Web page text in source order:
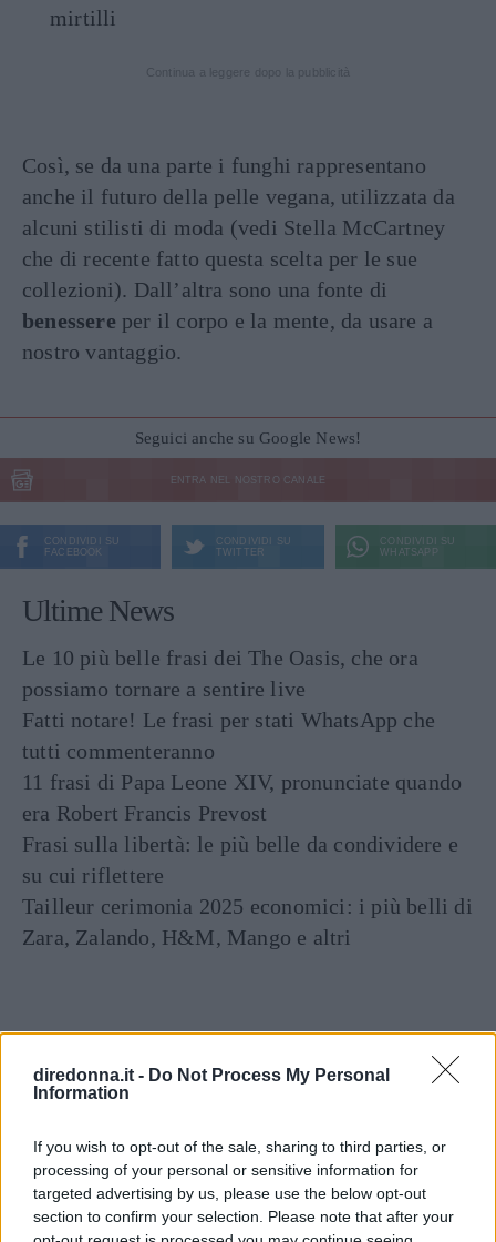
diredonna.it - Do Not Process My Personal
Information
If you wish to opt-out of the sale, sharing to third parties, or
processing of your personal or sensitive information for
targeted advertising by us, please use the below opt-out
section to confirm your selection. Please note that after your
mirtilli
Così, se da una parte i funghi rappresentano
anche il futuro della pelle vegana, utilizzata da
alcuni stilisti di moda (vedi Stella McCartney
che di recente fatto questa scelta per le sue
collezioni). Dall’altra sono una fonte di
benessere per il corpo e la mente, da usare a
nostro vantaggio.
Seguici anche su Google News!
ENTRA NEL NOSTRO CANALE
CONDIVIDI SU
FACEBOOK
CONDIVIDI SU
TWITTER
CONDIVIDI SU
WHATSAPP
Ultime News
Le 10 più belle frasi dei The Oasis, che ora
possiamo tornare a sentire live
Fatti notare! Le frasi per stati WhatsApp che
tutti commenteranno
11 frasi di Papa Leone XIV, pronunciate quando
era Robert Francis Prevost
Frasi sulla libertà: le più belle da condividere e
su cui riflettere
Tailleur cerimonia 2025 economici: i più belli di
Zara, Zalando, H&M, Mango e altri
Articolia tema